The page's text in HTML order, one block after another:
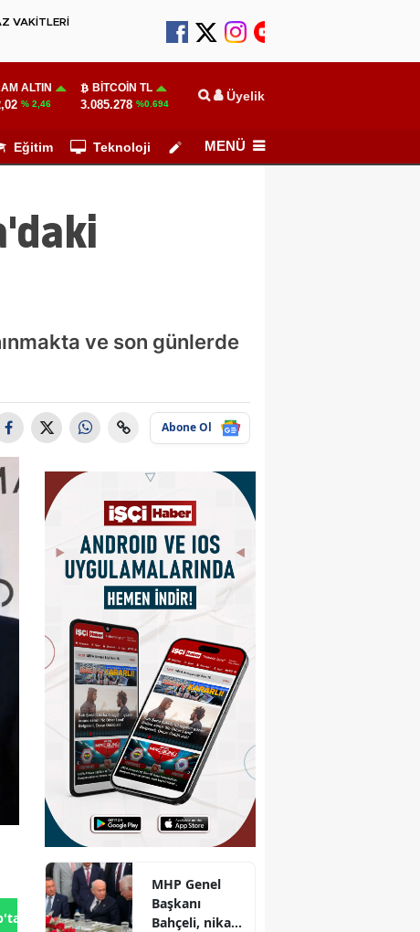
VAKİTLERİ
ALTIN
% 2,46
BITCOIN TL
3.085.278 %0.694 Üyelik
Eğitim Teknoloji Köşe Yazarları
MENÜ
ve son günlerde
Abone Ol
Gönder
MHP Genel
Başkanı
Bahçeli, nikah